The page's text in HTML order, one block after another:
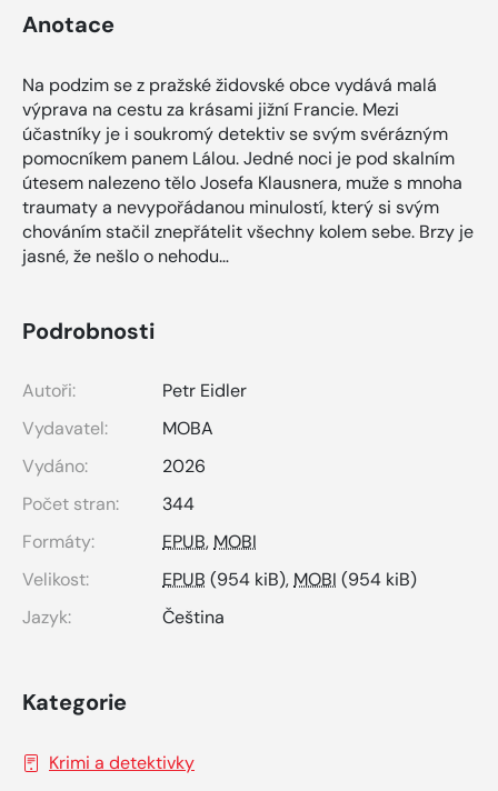
Anotace
Na podzim se z pražské židovské obce vydává malá
výprava na cestu za krásami jižní Francie. Mezi
účastníky je i soukromý detektiv se svým svérázným
pomocníkem panem Lálou. Jedné noci je pod skalním
útesem nalezeno tělo Josefa Klausnera, muže s mnoha
traumaty a nevypořádanou minulostí, který si svým
chováním stačil znepřátelit všechny kolem sebe. Brzy je
jasné, že nešlo o nehodu…
Podrobnosti
Autoři:
Petr Eidler
Vydavatel:
MOBA
Vydáno:
2026
Počet stran:
344
Formáty:
EPUB, MOBI
Velikost:
EPUB (954 kiB), MOBI (954 kiB)
Jazyk:
Čeština
Kategorie
Krimi a detektivky